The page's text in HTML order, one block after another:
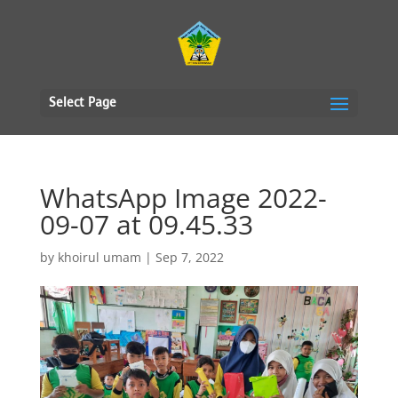
Select Page
WhatsApp Image 2022-
09-07 at 09.45.33
by khoirul umam | Sep 7, 2022